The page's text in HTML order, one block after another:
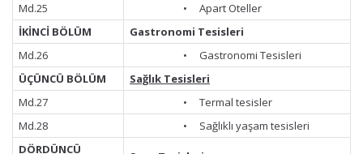
Md.25
• Apart Oteller
İKİNCİ BÖLÜM
Gastronomi Tesisleri
Md.26
• Gastronomi Tesisleri
ÜÇÜNCÜ BÖLÜM
Sağlık Tesisleri
Md.27
• Termal tesisler
Md.28
• Sağlıklı yaşam tesisleri
DÖRDÜNCÜ